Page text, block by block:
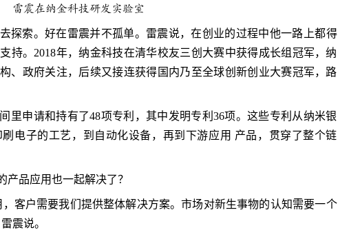
雷震在纳金科技研发实验室
探索。好在雷震并不孤单。雷震说，在创业的过程中他一路上都得
持。2018年，纳金科技在清华校友三创大赛中获得成长组冠军，纳
、政府关注，后续又接连获得国内乃至全球创新创业大赛冠军，路
里申请和持有了48项专利，其中发明专利36项。这些专利从纳米银
电子的工艺，到自动化设备，再到下游应用 产品，贯穿了整个链
品应用也一起解决了？
客户需要我们提供整体解决方案。市场对新生事物的认知需要一个
震说。